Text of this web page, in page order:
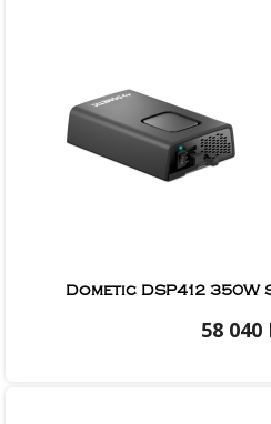
Dometic DSP412 350W
58 040